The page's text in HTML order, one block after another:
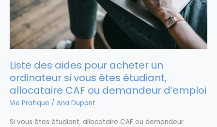
Liste des aides pour acheter un
ordinateur si vous êtes étudiant,
allocataire CAF ou demandeur d’emploi
Vie Pratique / Ana Dupont
Si vous êtes étudiant, allocataire CAF ou demandeur